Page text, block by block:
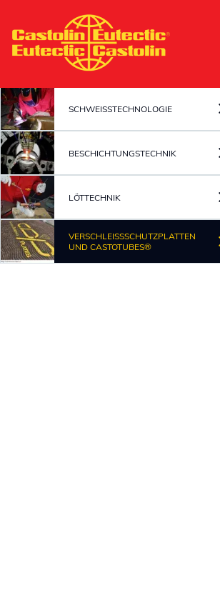
zum
Inhalt
SCHWEISSTECHNOLOGIE
BESCHICHTUNGSTECHNIK
LÖTTECHNIK
VERSCHLEISSSCHUTZPLATTEN U
ND CASTOTUBES®